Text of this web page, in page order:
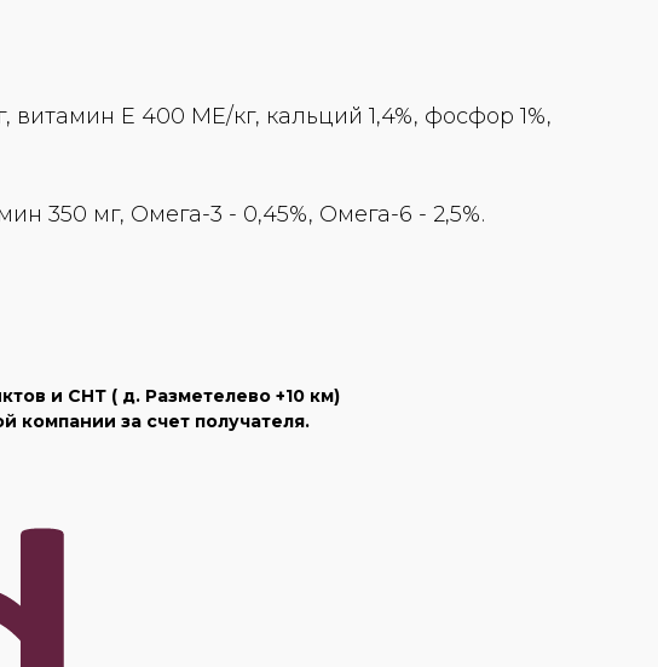
E 400 ME/кг, кальций 1,4%, фосфор 1%,
350 мг, Омега-3 - 0,45%, Омега-6 - 2,5%.
и СНТ ( д. Разметелево +10 км)
компании за счет получателя.